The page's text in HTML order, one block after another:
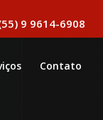
9 9614-6908
Contato